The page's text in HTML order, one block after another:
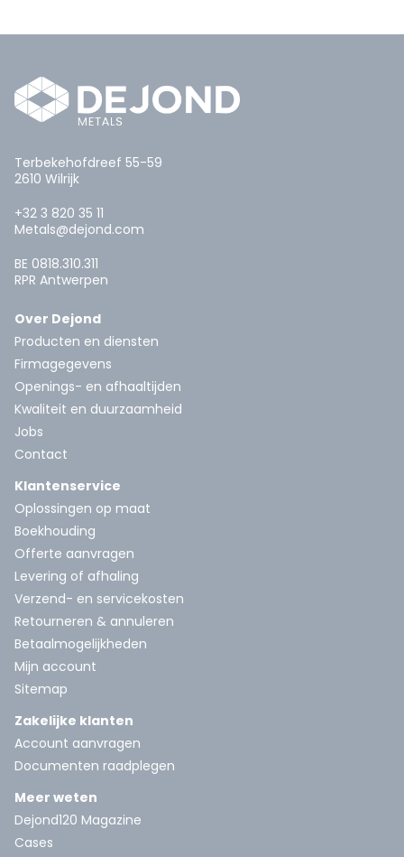
Terbekehofdreef 55-59
2610 Wilrijk
+32 3 820 35 11
Metals@dejond.com
BE 0818.310.311
RPR Antwerpen
Over Dejond
Producten en diensten
Firmagegevens
Openings- en afhaaltijden
Kwaliteit en duurzaamheid
Jobs
Contact
Klantenservice
Oplossingen op maat
Boekhouding
Offerte aanvragen
Levering of afhaling
Verzend- en servicekosten
Retourneren & annuleren
Betaalmogelijkheden
Mijn account
Sitemap
Zakelijke klanten
Account aanvragen
Documenten raadplegen
Meer weten
Dejond120 Magazine
Cases